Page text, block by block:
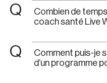
Q
Combien de
coach santé Live
Q
Comment puis-je
d’un programme